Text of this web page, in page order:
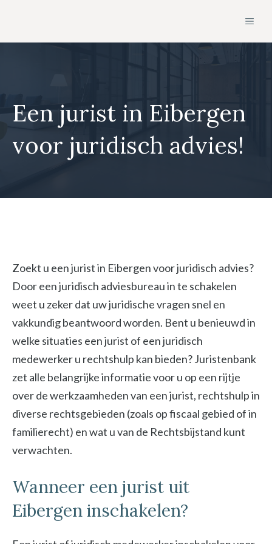
de
Een jurist in Eibergen
voor juridisch advies!
Zoekt u een jurist in Eibergen voor juridisch advies?
Door een juridisch adviesbureau in te schakelen
weet u zeker dat uw juridische vragen snel en
vakkundig beantwoord worden. Bent u benieuwd in
welke situaties een jurist of een juridisch
medewerker u rechtshulp kan bieden? Juristenbank
zet alle belangrijke informatie voor u op een rijtje
over de werkzaamheden van een jurist, rechtshulp in
diverse rechtsgebieden (zoals op fiscaal gebied of in
familierecht) en wat u van de Rechtsbijstand kunt
verwachten.
Wanneer een jurist uit
Eibergen inschakelen?